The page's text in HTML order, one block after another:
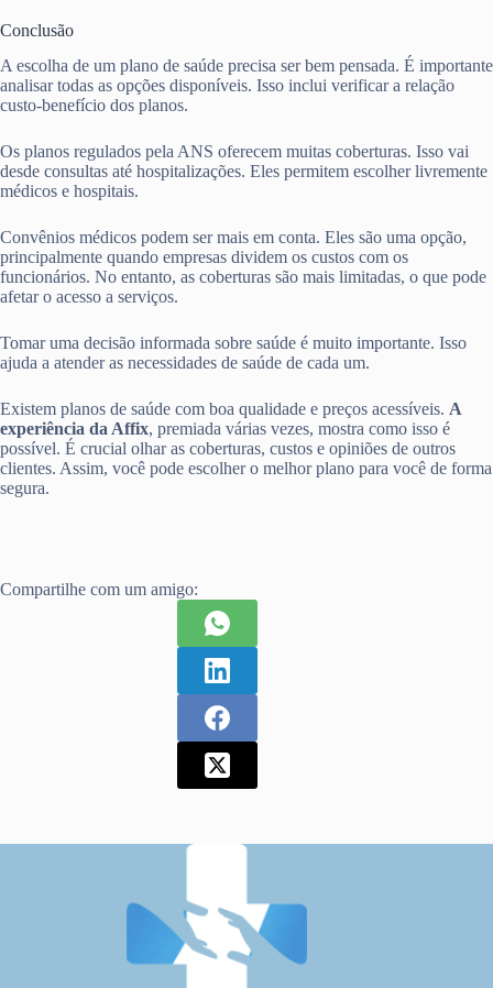
Conclusão
A escolha de um plano de saúde precisa ser bem pensada. É importante
analisar todas as opções disponíveis. Isso inclui verificar a relação
custo-benefício dos planos.
Os planos regulados pela ANS oferecem muitas coberturas. Isso vai
desde consultas até hospitalizações. Eles permitem escolher livremente
médicos e hospitais.
Convênios médicos podem ser mais em conta. Eles são uma opção,
principalmente quando empresas dividem os custos com os
funcionários. No entanto, as coberturas são mais limitadas, o que pode
afetar o acesso a serviços.
Tomar uma decisão informada sobre saúde é muito importante. Isso
ajuda a atender as necessidades de saúde de cada um.
Existem planos de saúde com boa qualidade e preços acessíveis. A
experiência da Affix, premiada várias vezes, mostra como isso é
possível. É crucial olhar as coberturas, custos e opiniões de outros
clientes. Assim, você pode escolher o melhor plano para você de forma
segura.
Compartilhe com um amigo: